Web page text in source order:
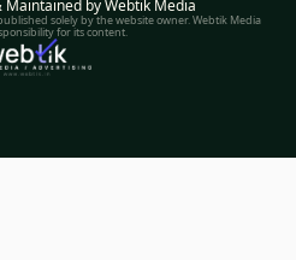
by Webtik Media
solely by the website owner. Webtik Media
for its content.